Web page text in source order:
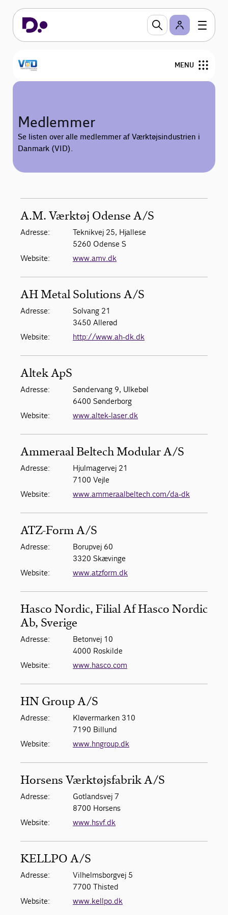
MENU
Fokusområder
Bliv medlem
Medlemmer
For medlemmer
Medlemmer
Se listen over alle medlemmer af Værktøjsindustrien i
Danmark (VID).
A.M. Værktøj Odense A/S
Adresse:
Teknikvej 25, Hjallese
5260 Odense S
Website:
www.amv.dk
AH Metal Solutions A/S
Adresse:
Solvang 21
3450 Allerød
Website:
http://www.ah-dk.dk
Altek ApS
Adresse:
Søndervang 9, Ulkebøl
6400 Sønderborg
Website:
www.altek-laser.dk
Ammeraal Beltech Modular A/S
Adresse:
Hjulmagervej 21
7100 Vejle
Website:
www.ammeraalbeltech.com/da-dk
ATZ-Form A/S
Adresse:
Borupvej 60
3320 Skævinge
Website:
www.atzform.dk
Hasco Nordic, Filial Af Hasco Nordic
Ab, Sverige
Adresse:
Betonvej 10
4000 Roskilde
Website:
www.hasco.com
HN Group A/S
Adresse:
Kløvermarken 310
7190 Billund
Website:
www.hngroup.dk
Horsens Værktøjsfabrik A/S
Adresse:
Gotlandsvej 7
8700 Horsens
Website:
www.hsvf.dk
KELLPO A/S
Adresse:
Vilhelmsborgvej 5
7700 Thisted
Website:
www.kellpo.dk